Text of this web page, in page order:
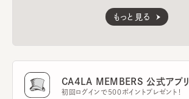
もっと見る
CA4LA MEMBERS 公式アプリ
初回ログインで500ポイントプレゼント！